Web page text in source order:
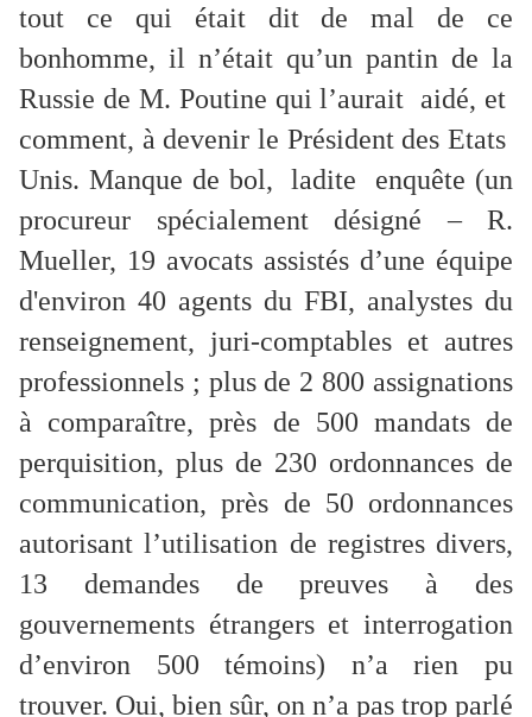
tout ce qui était dit de mal de ce
bonhomme, il n’était qu’un pantin de la
Russie de M. Poutine qui l’aurait aidé, et
comment, à devenir le Président des Etats
Unis. Manque de bol, ladite enquête (un
procureur spécialement désigné – R.
Mueller, 19 avocats assistés d’une équipe
d'environ 40 agents du FBI, analystes du
renseignement, juri-comptables et autres
professionnels ; plus de 2 800 assignations
à comparaître, près de 500 mandats de
perquisition, plus de 230 ordonnances de
communication, près de 50 ordonnances
autorisant l’utilisation de registres divers,
13 demandes de preuves à des
gouvernements étrangers et interrogation
d’environ 500 témoins) n’a rien pu
trouver. Oui, bien sûr, on n’a pas trop parlé